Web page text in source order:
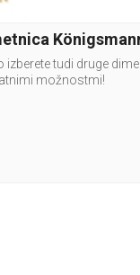
izberete tudi druge
možnostmi!